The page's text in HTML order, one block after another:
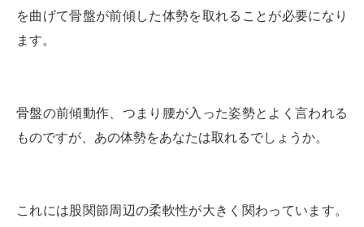
を曲げて骨盤が前傾した体勢を取れることが必要になり
ます。
骨盤の前傾動作、つまり腰が入った姿勢とよく言われる
ものですが、あの体勢をあなたは取れるでしょうか。
これには股関節周辺の柔軟性が大きく関わっています。